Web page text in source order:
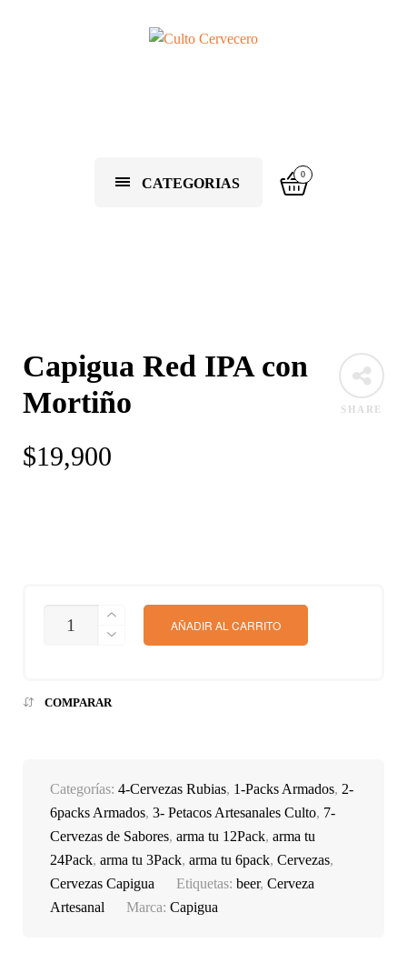
CATEGORIAS
0
SHARE
Capigua Red IPA con
Mortiño
$19,900
AÑADIR AL CARRITO
COMPARAR
Categorías: 4-Cervezas Rubias, 1-Packs Armados, 2-
6packs Armados, 3- Petacos Artesanales Culto, 7-
Cervezas de Sabores, arma tu 12Pack, arma tu
24Pack, arma tu 3Pack, arma tu 6pack, Cervezas,
Cervezas Capigua
Etiquetas: beer, Cerveza
Artesanal
Marca: Capigua